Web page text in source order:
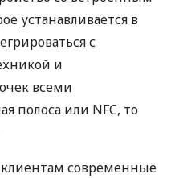
устанавливается в
с
и
всеми
полоса или NFC, то
современные